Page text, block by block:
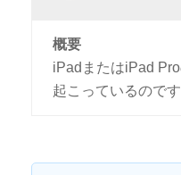
概要
iPadまたはiPad
起こっているので